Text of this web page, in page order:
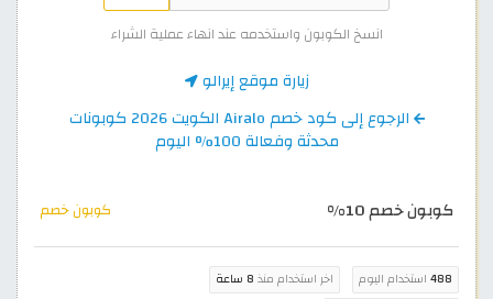
انسخ الكوبون واستخدمه عند انهاء عملية الشراء
زيارة موقع إيرالو
الرجوع إلى كود خصم Airalo الكويت 2026 كوبونات
محدثة وفعالة 100% اليوم
كوبون خصم 10% كوبون خصم
488 استخدام اليوم اخر استخدام منذ 8 ساعة